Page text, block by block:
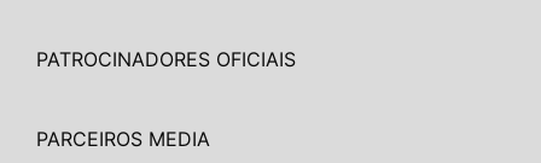
PATROCINADORES OFICIAIS
PARCEIROS MEDIA